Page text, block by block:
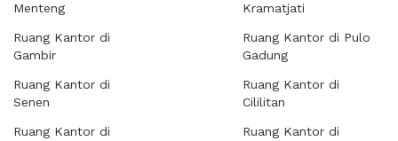
Menteng
Ruang Kantor di
Gambir
Ruang Kantor di
Senen
Ruang Kantor di
Kramatjati
Ruang Kantor di Pulo
Gadung
Ruang Kantor di
Cililitan
Ruang Kantor di